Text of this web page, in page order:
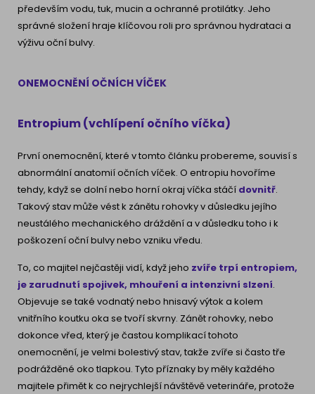
především vodu, tuk, mucin a ochranné protilátky. Jeho
správné složení hraje klíčovou roli pro správnou hydrataci a
výživu oční bulvy.
ONEMOCNĚNÍ OČNÍCH VÍČEK
Entropium (vchlípení očního víčka)
První onemocnění, které v tomto článku probereme, souvisí s
abnormální anatomií očních víček. O entropiu hovoříme
tehdy, když se dolní nebo horní okraj víčka stáčí dovnitř.
Takový stav může vést k zánětu rohovky v důsledku jejího
neustálého mechanického dráždění a v důsledku toho i k
poškození oční bulvy nebo vzniku vředu.
To, co majitel nejčastěji vidí, když jeho zvíře trpí entropiem,
je zarudnutí spojivek, mhouření a intenzivní slzení.
Objevuje se také vodnatý nebo hnisavý výtok a kolem
vnitřního koutku oka se tvoří skvrny. Zánět rohovky, nebo
dokonce vřed, který je častou komplikací tohoto
onemocnění, je velmi bolestivý stav, takže zvíře si často tře
podrážděné oko tlapkou. Tyto příznaky by měly každého
majitele přimět k co nejrychlejší návštěvě veterináře, protože